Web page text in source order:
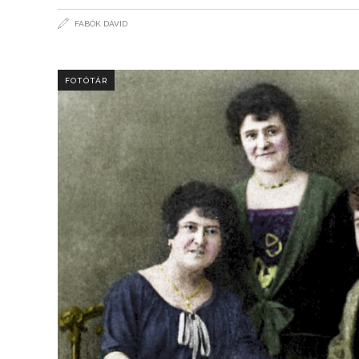
FABÓK DÁVID
FOTÓTÁR